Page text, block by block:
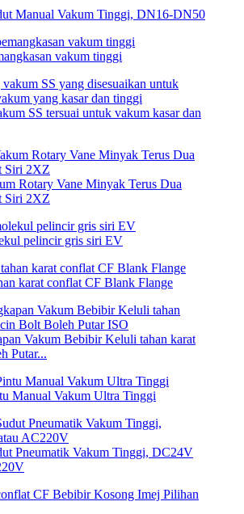
Manual Vakum Tinggi, DN16-DN50
vakum tinggi
SS tersuai untuk vakum kasar dan
Rotary Vane Minyak Terus Dua
Siri 2XZ
pelincir gris siri EV
karat conflat CF Blank Flange
Vakum Bebibir Keluli tahan karat
Putar...
Manual Vakum Ultra Tinggi
Pneumatik Vakum Tinggi, DC24V